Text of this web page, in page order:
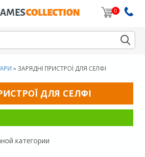
0
results are available use up and
» ЗАРЯДНІ ПРИСТРОЇ ДЛЯ СЕЛФІ
ДЛЯ СЕЛФІ
категории